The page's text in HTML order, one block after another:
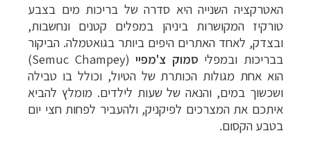
האטרקציה השנייה היא סדרה של בריכות מים בצבע
טורקיז המקושרות ביניהן במפלים קטנים ונחשבות,
ובצדק, לאחד האתרים היפים ביותר בגואטמלה. הביקור
בבריכות ובמפלי סמוק צ'מפיי (
Semuc Champey
)
הוא אחת מגולות הכותרת של הטיול, וכולל בו טבילה
ושכשוך במים, והנאה של שעות לילדים. מומלץ להביא
איתכם את המצרכים לפיקניק, ולהעביר לפחות חצי יום
בטבע הקסום.